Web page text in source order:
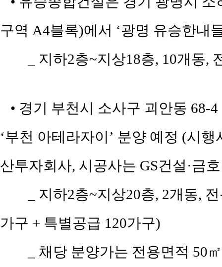
구역 A4블록)에서 ‘광명 유승한내
_ 지하2층~지상18층, 10개동,
• 경기 부천시 소사구 괴안동 68-
‘부천 아테라자이’ 분양 예정 (시
산투자회사, 시공사는 GS건설·금
_ 지하2층~지상20층, 2개동,
가구 + 특별공급 120가구)
_ 채당 분양가는 전용면적 50